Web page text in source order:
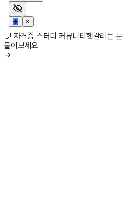
✳ ×
💬 자격증 스터디 커뮤니티헷갈리는
물어보세요
→